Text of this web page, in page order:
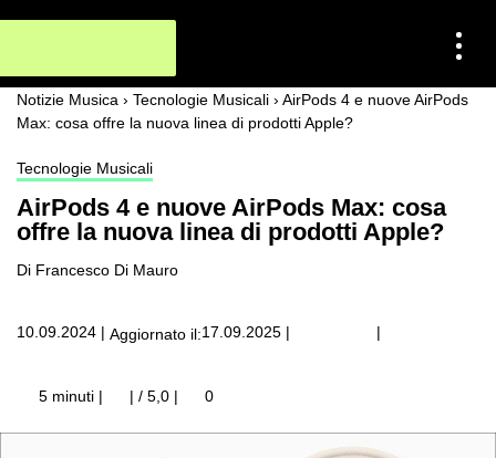
Notizie Musica › Tecnologie Musicali › AirPods 4 e nuove AirPods
Max: cosa offre la nuova linea di prodotti Apple?
Tecnologie Musicali
AirPods 4 e nuove AirPods Max: cosa
offre la nuova linea di prodotti Apple?
Di Francesco Di Mauro
10.09.2024 | Aggiornato il:17.09.2025 | |
5 minuti | | / 5,0 | 0